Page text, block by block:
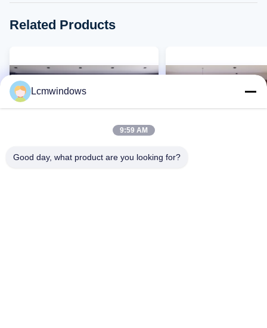
Related Products
Lcmwindows
9:59 AM
Good day, what product are you looking for?